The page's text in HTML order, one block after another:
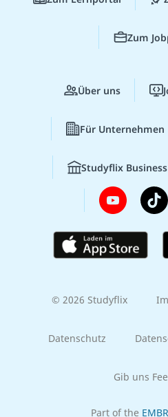
Zum
Über uns
Für Unternehmen
Studyflix Business
© 2026 Studyflix
Datenschutz
Gib uns
Part of the